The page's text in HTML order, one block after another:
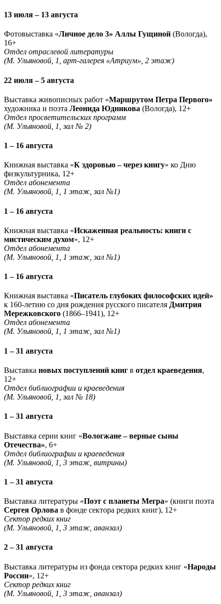
13 июля – 13 августа
Фотовыставка «Личное дело 3» Аллы Гущиной (Вологда),
16+
Отдел отраслевой литературы
(М. Ульяновой, 1, арт-галерея «Атриум», 2 этаж)
22 июля – 5 августа
Выставка живописных работ «Маршрутом Петра Первого»
художника и поэта Леонида Юдникова (Вологда), 12+
Отдел просветительских программ
(М. Ульяновой, 1, зал № 2)
1 – 16 августа
Книжная выставка «К здоровью – через книгу» ко Дню
физкультурника, 12+
Отдел абонемента
(М. Ульяновой, 1, 1 этаж, зал №1)
1 – 16 августа
Книжная выставка «Искаженная реальность: книги с
мистическим духом», 12+
Отдел абонемента
(М. Ульяновой, 1, 1 этаж, зал №1)
1 – 16 августа
Книжная выставка «Писатель глубоких философских идей»
к 160-летию со дня рождения русского писателя Дмитрия
Мережковского (1866–1941), 12+
Отдел абонемента
(М. Ульяновой, 1, 1 этаж, зал №1)
1 – 31 августа
Выставка новых поступлений книг в отдел краеведения,
12+
Отдел библиографии и краеведения
(М. Ульяновой, 1, зал № 18)
1 – 31 августа
Выставка серии книг «Вологжане – верные сыны
Отечества», 6+
Отдел библиографии и краеведения
(М. Ульяновой, 1, 3 этаж, витрины)
1 – 31 августа
Выставка литературы «Поэт с планеты Мегра» (книги поэта
Сергея Орлова в фонде сектора редких книг), 12+
Сектор редких книг
(М. Ульяновой, 1, 3 этаж, аванзал)
2 – 31 августа
Выставка литературы из фонда сектора редких книг «Народы
России», 12+
Сектор редких книг
(М. Ульяновой, 1, 3 этаж, аванзал)